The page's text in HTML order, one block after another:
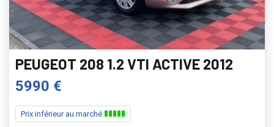
PEUGEOT 208 1.2 VTI ACTIVE 2012
5990 €
Prix inférieur au marché